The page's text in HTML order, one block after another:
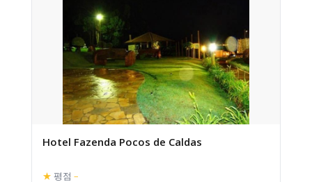
Hotel Fazenda Pocos de Caldas
★ 평점 –